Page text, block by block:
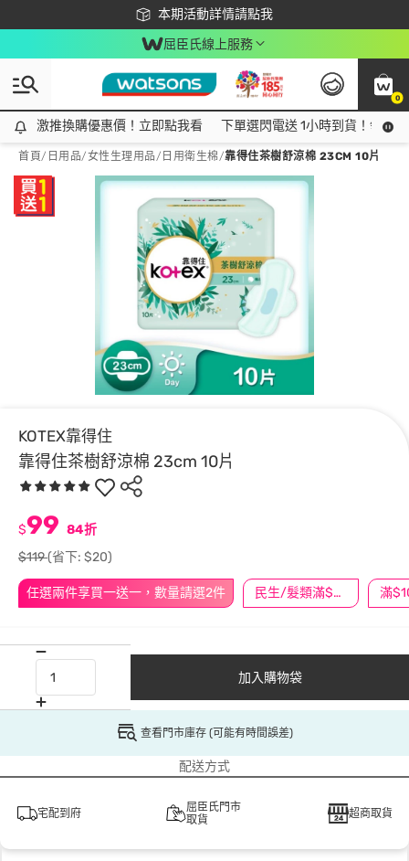
本期活動詳情請點我
下載app最高回饋$350
屈臣氏線上服務
0
激推換購優惠價！立即點我看
激推換購優惠價！立即點我看 下單選閃電送 1小時到貨！領神
首頁/ 日用品/女性生理用品/ 日用衛生棉/靠得住茶樹舒涼棉 23CM 10片
KOTEX靠得住
靠得住茶樹舒涼棉 23cm 10片
任選兩件享買一送一，數量請選2件 民生/髮類滿$388送舒潔冰巾
$99 84折
$119(省下: $20)
加入購物袋
查看門市庫存 (可能有時間誤差)
配送方式
宅配到府
屈臣氏門市
取貨
超商取貨